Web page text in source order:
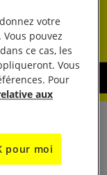
to, or
abuses and
donnez votre
pouvez
ce cas, les
Vous
Pour
aux
pour moi